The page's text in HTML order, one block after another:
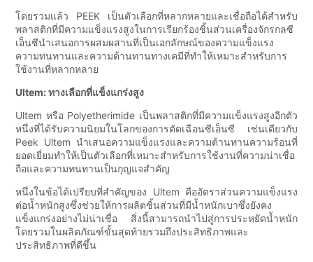
โดยรวมแล้ว PEEK เป็นตัวเลือกที่หลากหลายและเชื่อถือได้สำหรับ
พลาสติกที่มีความแข็งแรงสูงในการเรียกร้องชิ้นส่วนเครื่องจักรกลซี
เอ็นซีนำเสนอการผสมผสานที่เป็นเอกลักษณ์ของความแข็งแรง
ความทนทานและความต้านทานทางเคมีที่ทำให้เหมาะสำหรับการ
ใช้งานที่หลากหลาย
Ultem: ทางเลือกที่แข็งแกร่งสูง
Ultem หรือ Polyetherimide เป็นพลาสติกที่มีความแข็งแรงสูงอีกตัว
หนึ่งที่ได้รับความนิยมในโลกของการตัดเฉือนซีเอ็นซี เช่นเดียวกับ
Peek Ultem นำเสนอความแข็งแรงและความต้านทานความร้อนที่
ยอดเยี่ยมทำให้เป็นตัวเลือกที่เหมาะสำหรับการใช้งานที่ความน่าเชื่อ
ถือและความทนทานเป็นกุญแจสำคัญ
หนึ่งในข้อได้เปรียบที่สำคัญของ Ultem คืออัตราส่วนความแข็งแรง
ต่อน้ำหนักสูงซึ่งช่วยให้การผลิตชิ้นส่วนที่มีน้ำหนักเบาซึ่งยังคง
แข็งแกร่งอย่างไม่น่าเชื่อ สิ่งนี้สามารถนำไปสู่การประหยัดน้ำหนัก
โดยรวมในผลิตภัณฑ์ขั้นสุดท้ายรวมถึงประสิทธิภาพและ
ประสิทธิภาพที่ดีขึ้น